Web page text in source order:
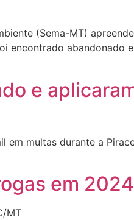
(Sema-MT)
encontrado abandonado
e
em multas durante a
em 2024
MT